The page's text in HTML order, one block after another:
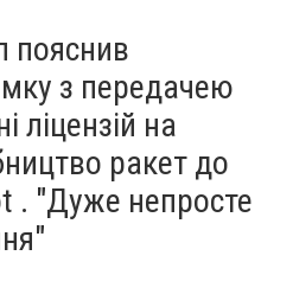
пояснив
з передачею
ліцензій на
ракет до
. "Дуже непросте